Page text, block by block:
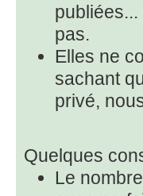
pas.
Elles ne
sachant
privé,
Quelques
Le